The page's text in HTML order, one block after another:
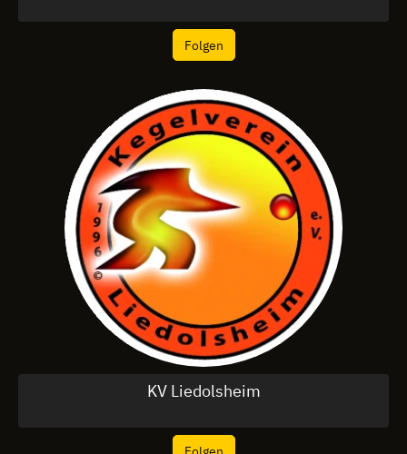
Folgen
KV Liedolsheim